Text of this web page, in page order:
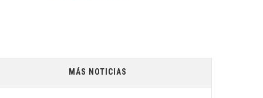
MÁS NOTICIAS